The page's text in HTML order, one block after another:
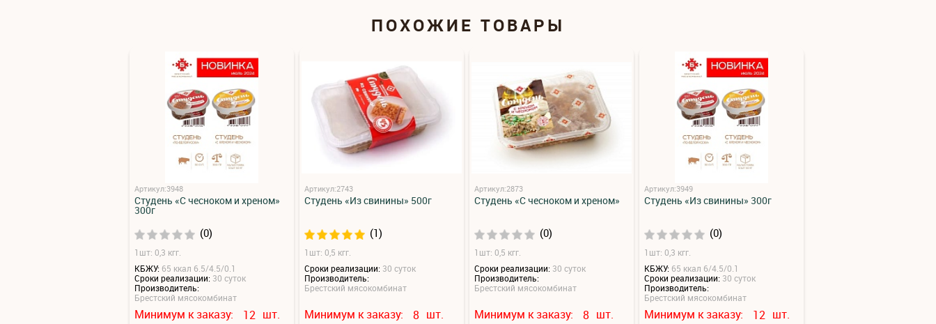
ПОХОЖИЕ ТОВАРЫ
Артикул:3948
Студень «С чесноком и хреном»
300г
(0)
1шт: 0,3 кгг.
КБЖУ: 65 ккал 6.5/4.5/0.1
Сроки реализации: 30 суток
Производитель:
Брестский мясокомбинат
Минимум к заказу: 12 шт.
Артикул:2743
Студень «Из свинины» 500г
(1)
1шт: 0,5 кгг.
Сроки реализации: 30 суток
Производитель:
Брестский мясокомбинат
Минимум к заказу: 8 шт.
Артикул:2873
Студень «С чесноком и хреном»
(0)
1шт: 0,5 кгг.
Сроки реализации: 30 суток
Производитель:
Брестский мясокомбинат
Минимум к заказу: 8 шт.
Артикул:3949
Студень «Из свинины» 300г
(0)
1шт: 0,3 кгг.
КБЖУ: 65 ккал 6/4.5/0.1
Сроки реализации: 30 суток
Производитель:
Брестский мясокомбинат
Минимум к заказу: 12 шт.